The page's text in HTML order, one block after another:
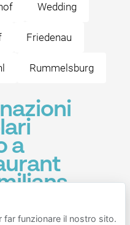
Wedding
Friedenau
Rummelsburg
a
far funzionare il nostro sito.